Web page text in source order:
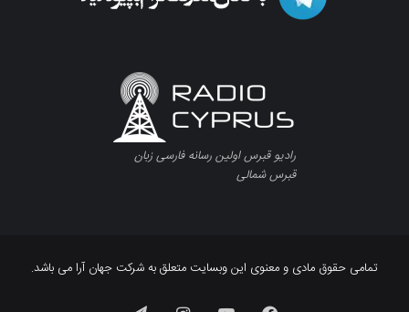
رادیو قبرس اولین رسانه فارسی زبان
قبرس شمالی
تمامی حقوق مادی و معنوی این وبسایت متعلق به شرکت جهان آرا می باشد.